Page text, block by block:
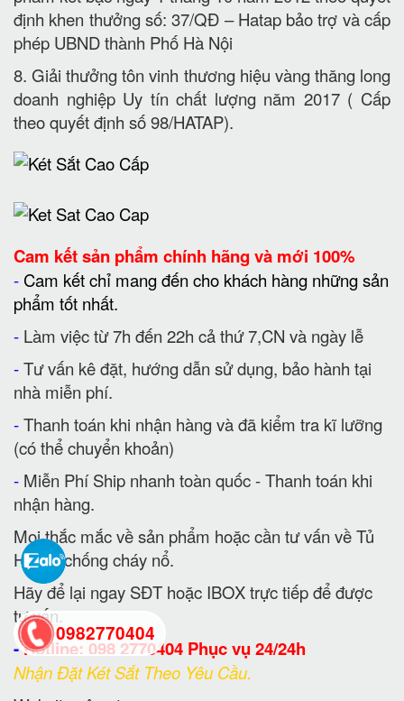
định khen thưởng số: 37/QĐ – Hatap bảo trợ và cấp
phép UBND thành Phố Hà Nội
8. Giải thưởng tôn vinh thương hiệu vàng thăng long
doanh nghiệp Uy tín chất lượng năm 2017 ( Cấp
theo quyết định số 98/HATAP).
Cam kếtsản phẩm chính hãng và mới 100%
- Cam kết chỉ mang đến cho khách hàng những sản
phẩm tốt nhất.
- Làm việc từ 7h đến 22h cả thứ 7,CN và ngày lễ
-Tư vấn kê đặt, hướng dẫn sử dụng, bảo hành tại
nhà miễn phí.
-Thanh toán khi nhận hàng và đã kiểm tra kĩ lưỡng
(có thể chuyển khoản)
- Miễn Phí Ship nhanh toàn quốc - Thanh toán khi
nhận hàng.
Mọi thắc mắc về sản phẩm hoặc cần tư vấn về Tủ
Hồ Sơ chống cháy nổ.
Hãy để lại ngay SĐT hoặc IBOX trực tiếp để được
tư vấn.
-Hotline: 098 2770404 Phục vụ 24/24h
Nhận Đặt Két Sắt Theo Yêu Cầu.
0982770404